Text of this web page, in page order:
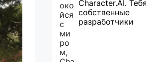
Character.AI.
собственные
разработчики